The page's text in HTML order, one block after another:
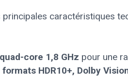
caractéristiques
core 1,8 GHz pour une
HDR10+, Dolby